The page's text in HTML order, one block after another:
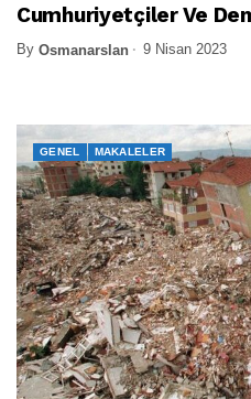
Cumhuriyetçiler Ve
By Osmanarslan 9 Nisan 2023
GENEL MAKALELER